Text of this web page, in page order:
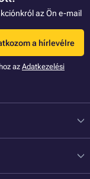
az Ön e-mail
a hírlevélre
az Adatkezelési